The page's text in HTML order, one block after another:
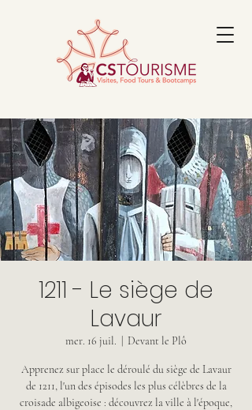
1211 - Le siège de
Lavaur
mer. 16 juil. Devant le Plô
Apprenez sur place le déroulé du siège de Lavaur
de 1211, l'un des épisodes les plus célèbres de la
croisade albigeoise : découvrez la ville à l'époque,